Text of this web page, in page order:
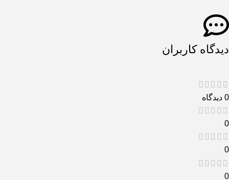
دیدگاه کاربران
0 دیدگاه
0
0
0